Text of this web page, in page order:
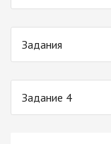
Задания
Задание 4